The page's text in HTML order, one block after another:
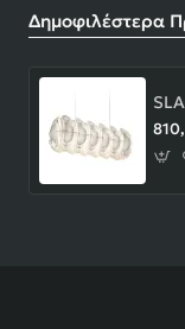
Δημοφιλέστερα